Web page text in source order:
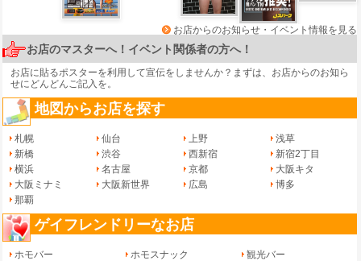
お店からのお知らせ・イベント情報を見る
お店のマスターへ！イベント関係者の方へ！
お店に貼るポスターを利用して宣伝をしませんか？まずは、 お店からのお知ら
せにどんどんご記入を。
地図からお店を探す
札幌 仙台 上野
浅草
新橋
渋谷 西新宿
新宿2丁目
横浜
名古屋 京都
大阪キタ
大阪ミナミ
大阪新世界 広島
博多
那覇
ゲイフレンドリーなお店
ホモバー ホモスナック
観光バー